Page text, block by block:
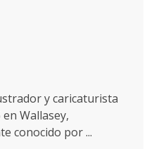
y caricaturista
Wallasey,
conocido por ...